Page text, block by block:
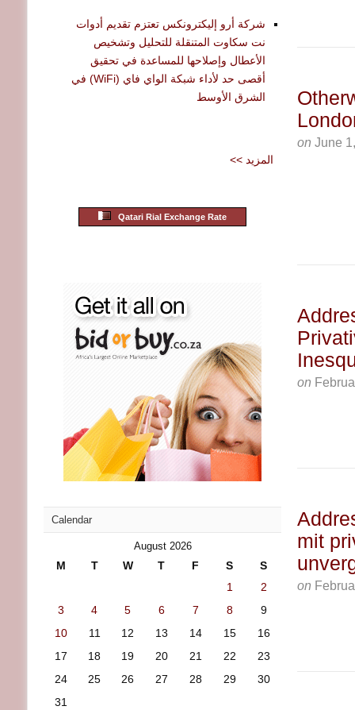
on June
on
mit
on
شركة أرو إليكترونكس تعتزم تقديم أدوات
نت سكاوت المتنقلة للتحليل وتشخيص
الأعطال وإصلاحها للمساعدة في تحقيق
أقصى حد لأداء شبكة الواي فاي (WiFi) في
الشرق الأوسط
<< المزيد
Qatari Rial Exchange Rate
Calendar
August 2026
M T W T F S S
1
2
3
4 5 6 7 8
9
10
11 12 13 14 15
16
17
18 19 20 21 22
23
24
25 26 27 28 29
30
31